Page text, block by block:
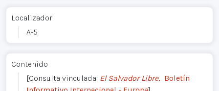
Localizador
A-5
Contenido
[Consulta vinculada: El Salvador Libre, Boletín